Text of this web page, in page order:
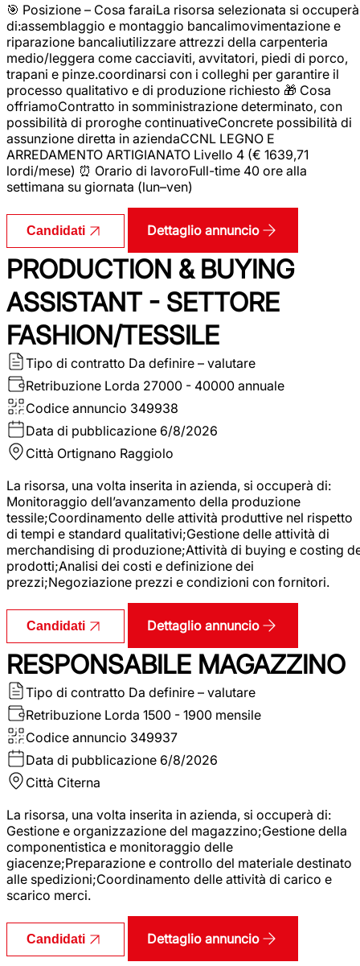
🎯 Posizione – Cosa faraiLa risorsa selezionata si occuperà
di:assemblaggio e montaggio bancalimovimentazione e
riparazione bancaliutilizzare attrezzi della carpenteria
medio/leggera come cacciaviti, avvitatori, piedi di porco,
trapani e pinze.coordinarsi con i colleghi per garantire il
processo qualitativo e di produzione richiesto 🎁 Cosa
offriamoContratto in somministrazione determinato, con
possibilità di proroghe continuativeConcrete possibilità di
assunzione diretta in aziendaCCNL LEGNO E
ARREDAMENTO ARTIGIANATO Livello 4 (€ 1639,71
lordi/mese) ⏰ Orario di lavoroFull-time 40 ore alla
settimana su giornata (lun–ven)
Candidati Dettaglio annuncio
PRODUCTION & BUYING
ASSISTANT - SETTORE
FASHION/TESSILE
Tipo di contratto Da definire – valutare
Retribuzione Lorda 27000 - 40000 annuale
Codice annuncio 349938
Data di pubblicazione 6/8/2026
Città Ortignano Raggiolo
La risorsa, una volta inserita in azienda, si occuperà di:
Monitoraggio dell’avanzamento della produzione
tessile;Coordinamento delle attività produttive nel rispetto
di tempi e standard qualitativi;Gestione delle attività di
merchandising di produzione;Attività di buying e costing
prodotti;Analisi dei costi e definizione dei
prezzi;Negoziazione prezzi e condizioni con fornitori.
Candidati Dettaglio annuncio
RESPONSABILE MAGAZZINO
Tipo di contratto Da definire – valutare
Retribuzione Lorda 1500 - 1900 mensile
Codice annuncio 349937
Data di pubblicazione 6/8/2026
Città Citerna
La risorsa, una volta inserita in azienda, si occuperà di:
Gestione e organizzazione del magazzino;Gestione della
componentistica e monitoraggio delle
giacenze;Preparazione e controllo del materiale destinato
alle spedizioni;Coordinamento delle attività di carico e
scarico merci.
Candidati Dettaglio annuncio